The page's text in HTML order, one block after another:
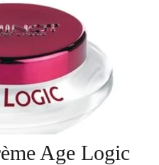
Age Logic